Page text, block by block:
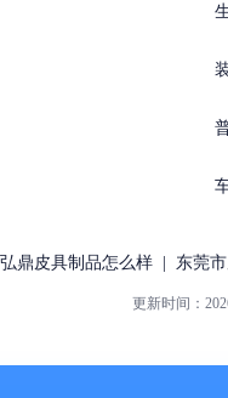
弘鼎皮具制品怎么样 东莞
更新时间：